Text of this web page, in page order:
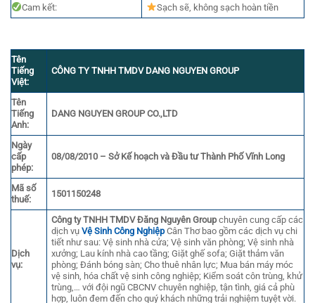
Cam kết:
Sạch sẽ, không sạch hoàn tiền
Tên
Tiếng
Việt:
CÔNG TY TNHH TMDV DANG NGUYEN GROUP
Tên
Tiếng
Anh:
DANG NGUYEN GROUP CO.,LTD
Ngày
cấp
phép:
08/08/2010 – Sở Kế hoạch và Đầu tư Thành Phố Vĩnh Long
Mã số
thuế:
1501150248
Dịch
vụ:
Công ty TNHH TMDV Đăng Nguyên Groupchuyên cung cấp các
dịch vụVệ Sinh Công NghiệpCân Thơ bao gồm các dịch vụ chi
tiết như sau: Vệ sinh nhà cửa; Vệ sinh văn phòng; Vệ sinh nhà
xưởng; Lau kính nhà cao tầng; Giặt ghế sofa; Giặt thảm văn
phòng; Đánh bóng sàn; Cho thuê nhân lực; Mua bán máy móc
vệ sinh, hóa chất vệ sinh công nghiệp; Kiểm soát côn trùng, khử
trùng,… với đội ngũ CBCNV chuyên nghiệp, tận tình, giá cả phù
hợp, luôn đem đến cho quý khách những trải nghiệm tuyệt vời.